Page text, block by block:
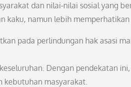
dan nilai-nilai sosial yang
kaku, namun lebih
pada perlindungan hak asasi
Dengan pendekatan
kebutuhan masyarakat.